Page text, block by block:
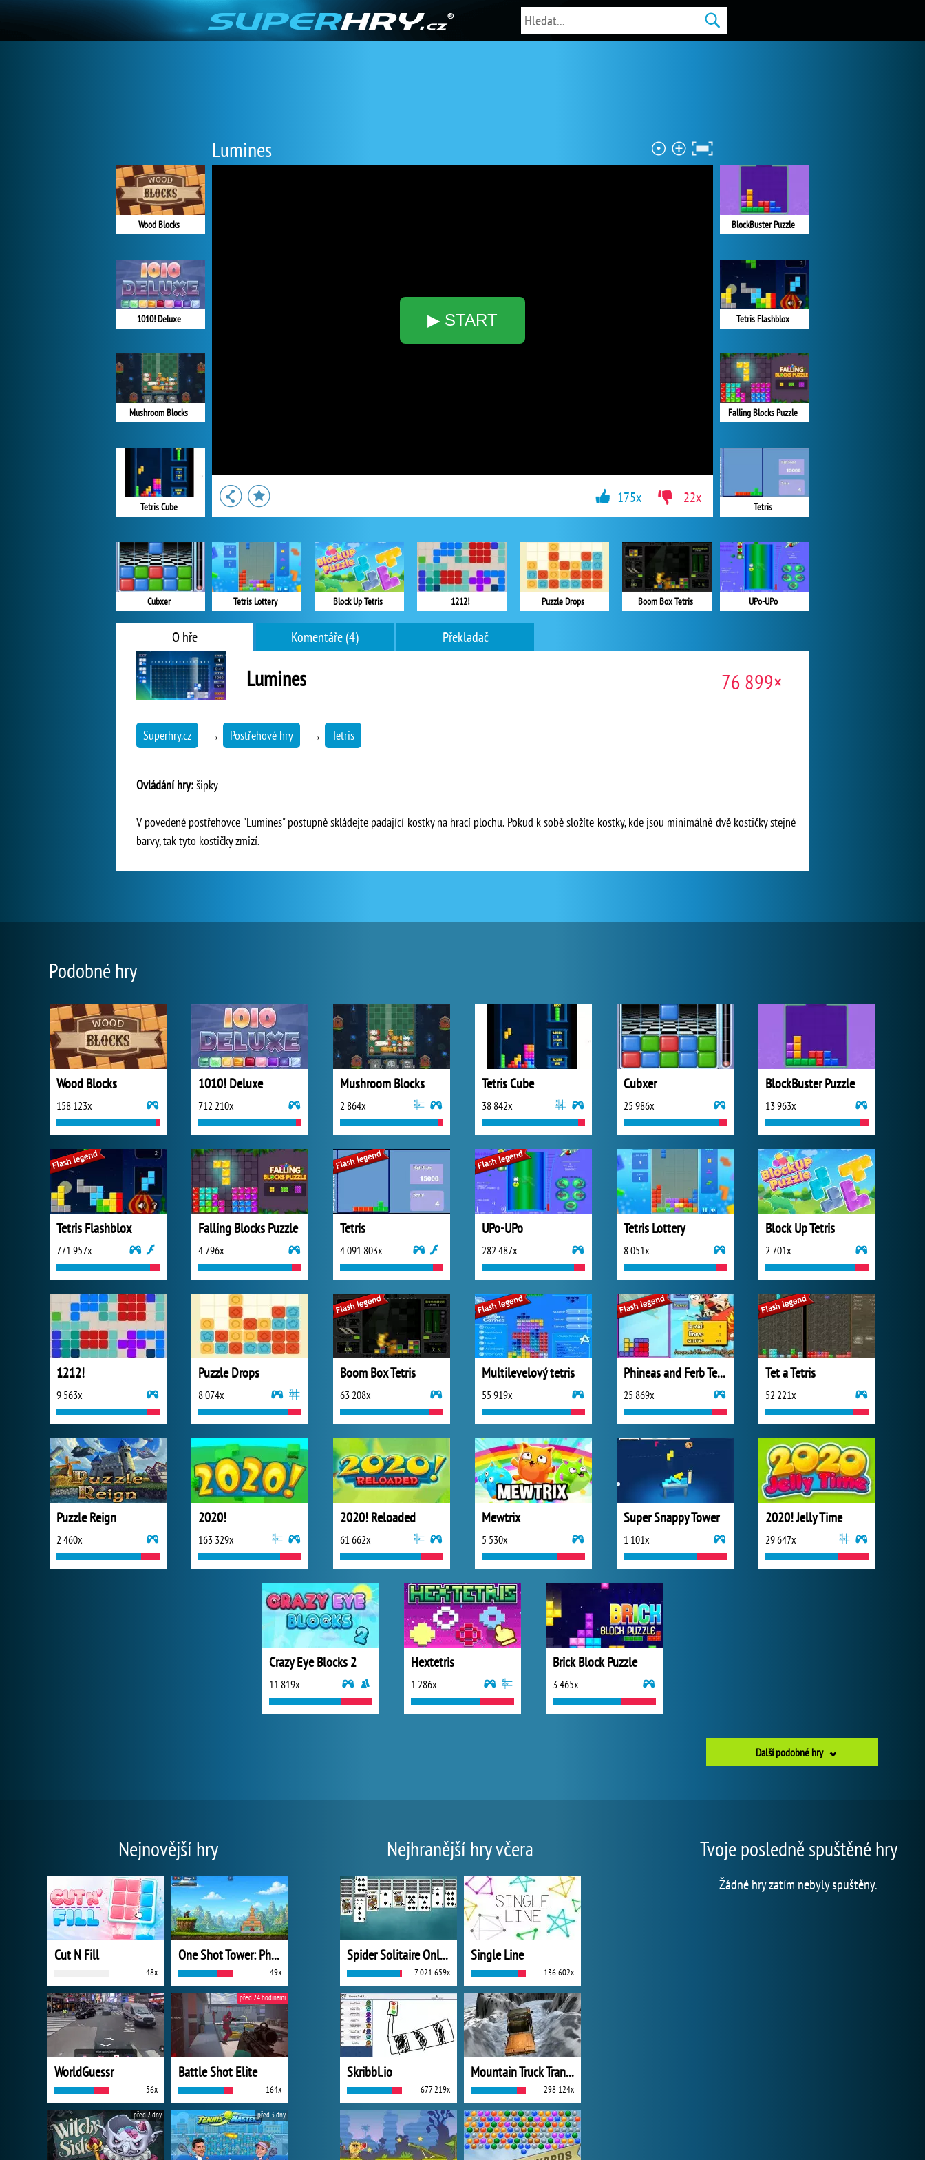
Lumines
▶ START
Wood Blocks
1010! Deluxe
Mushroom Blocks
Tetris Cube
Cubxer
BlockBuster Puzzle
Tetris Flashblox
Falling Blocks Puzzle
Tetris
UPo-UPo
Tetris Lottery Block Up Tetris 1212! Puzzle Drops Boom Box Tetris
175x 22x
O hře Komentáře (4) Překladač
Lumines 76 899×
Superhry.cz → Postřehové hry → Tetris
Ovládání hry:šipky
V povedené postřehovce "Lumines" postupně skládejte padající kostky na hrací plochu. Pokud k sobě složíte kostky, kde jsou minimálně dvě kostičky stejné
barvy, tak tyto kostičky zmizí.
Podobné hry
Wood Blocks
158 123x
1010! Deluxe
712 210x
Mushroom Blocks
2 864x
Tetris Cube
38 842x
Cubxer
25 986x
BlockBuster Puzzle
13 963x
Tetris Flashblox
771 957x
Falling Blocks Puzzle
4 796x
Tetris
4 091 803x
UPo-UPo
282 487x
Tetris Lottery
8 051x
Block Up Tetris
2 701x
1212!
9 563x
Puzzle Drops
8 074x
Boom Box Tetris
63 208x
Multilevelový tetris
55 919x
Phineas and Ferb Tetris
25 869x
Tet a Tetris
52 221x
Puzzle Reign
2 460x
2020!
163 329x
2020! Reloaded
61 662x
Mewtrix
5 530x
Super Snappy Tower
1 101x
2020! Jelly Time
29 647x
Crazy Eye Blocks 2
11 819x
Hextetris
1 286x
Brick Block Puzzle
3 465x
Další podobné hry
Nejnovější hry
Cut N Fill
48x
One Shot Tower: Physics Destroyer
49x
WorldGuessr
56x
Battle Shot Elite
164x
před 24 hodinami
před 2 dny před 3 dny
Nejhranější hry včera
Spider Solitaire Online
7 021 659x
Single Line
136 602x
Skribbl.io
677 219x
Mountain Truck Transport
298 124x
Tvoje posledně spuštěné hry
Žádné hry zatím nebyly spuštěny.